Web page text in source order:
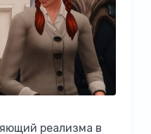
реализма в